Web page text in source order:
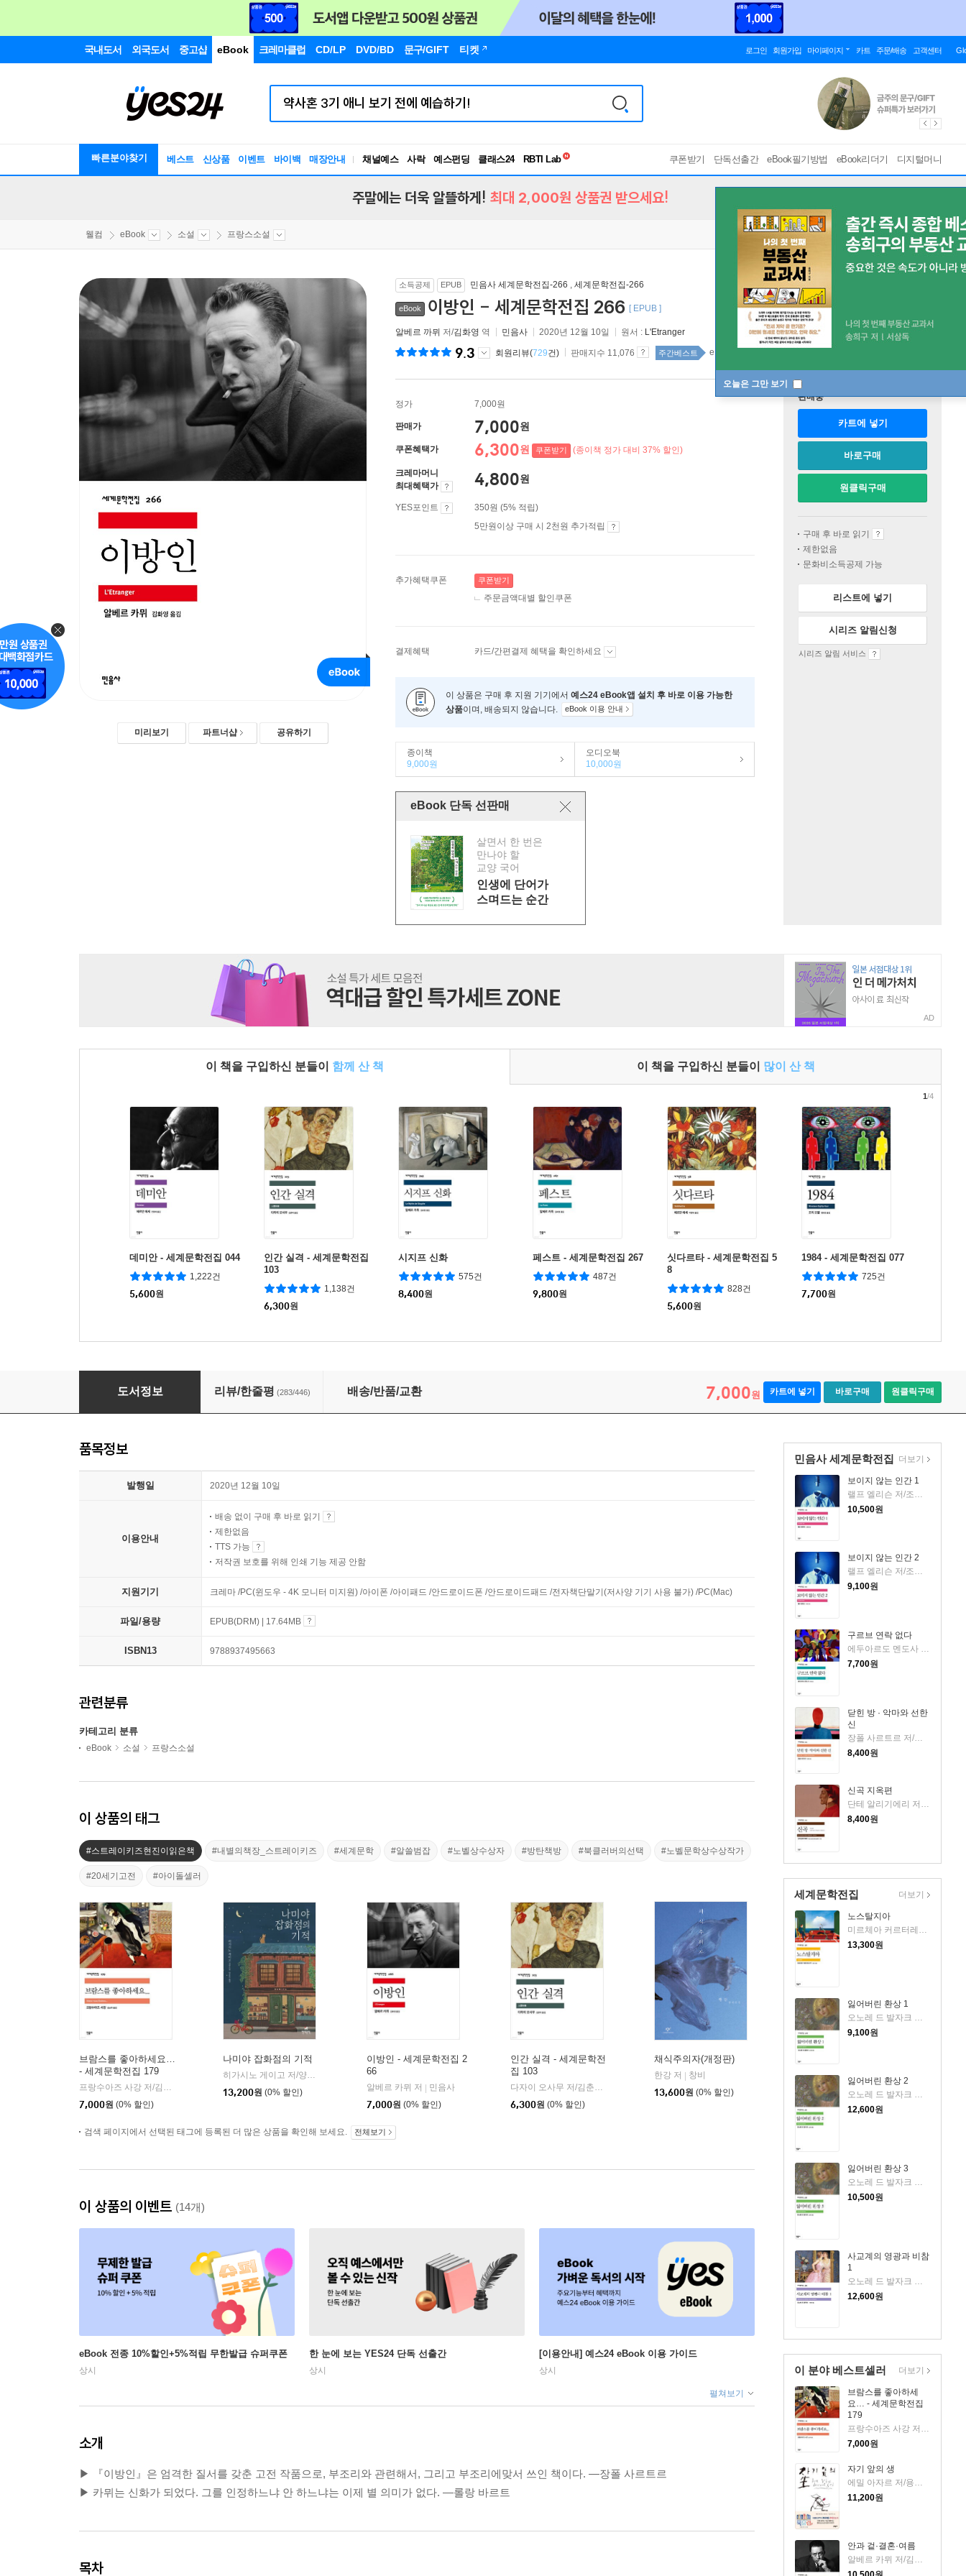
국내도서 외국도서 중고샵 eBook 크레마클럽 CD/LP DVD/BD 문구/GIFT 티켓 로그인 회원가입 마이페이지 카트 주문/배송 고객센터
빠른분야찾기 베스트 신상품 이벤트 바이백 매장안내 채널예스 사락 예스펀딩 클래스24
RBTI Lab
독서유형검사
쿠폰받기 단독선출간 eBook필기방법 eBook리더기 디지털머니
오늘은 그만 보기
주말에는 더욱 알뜰하게! 최대 2,000원 상품권 받으세요!
웰컴 eBook 소설 프랑스소설
미리보기 파트너샵 공유하기
소득공제 EPUB 민음사 세계문학전집-266 , 세계문학전집-266
eBook 이방인 - 세계문학전집 266 [ EPUB ]
알베르 까뮈 저/김화영 역 민음사 2020년 12월 10일 원서 : L'Etranger
9.3 회원리뷰(729건) 판매지수 11,076 주간베스트 eBook종합 55위
정가 7,000원
판매가 7,000원
쿠폰혜택가 6,300원 쿠폰받기 (종이책 정가 대비 37% 할인)
크레마머니
최대혜택가
4,800원
YES포인트
350원 (5% 적립)
5만원이상 구매 시 2천원 추가적립
추가혜택쿠폰 쿠폰받기
주문금액대별 할인쿠폰
결제혜택 카드/간편결제 혜택을 확인하세요
이 상품은 구매 후 지원 기기에서 예스24 eBook앱 설치 후 바로 이용 가능한
상품이며, 배송되지 않습니다. eBook 이용 안내
종이책
9,000원
오디오북
10,000원
eBook 단독 선판매
살면서 한 번은
만나야 할
교양 국어
인생에 단어가
스며드는 순간
판매중
카트에 넣기
바로구매
원클릭구매
구매 후 바로 읽기
제한없음
문화비소득공제 가능
리스트에 넣기
시리즈 알림신청
시리즈 알림 서비스
AD
이 책을 구입하신 분들이 함께 산 책 이 책을 구입하신 분들이 많이 산 책
데미안 - 세계문학전집 044
1,222건
5,600원
인간 실격 - 세계문학전집
103
1,138건
6,300원
시지프 신화
575건
8,400원
페스트 - 세계문학전집 267
487건
9,800원
싯다르타 - 세계문학전집 5
8
828건
5,600원
1984 - 세계문학전집 077
725건
7,700원
1/4
이방인 - 세계문학전집 266
도서정보 리뷰/한줄평 (283/446) 배송/반품/교환 7,000원 카트에 넣기 바로구매 원클릭구매
민음사 세계문학전집
보이지 않는 인간 1
10,500원
보이지 않는 인간 2
랠프 엘리슨 저/조영환 역
9,100원
구르브 연락 없다
에두아르도 멘도사 저/정창 역
7,700원
닫힌 방 · 악마와 선한
신
장폴 사르트르 저/지영래 역
8,400원
신곡 지옥편
단테 알리기에리 저/박상진 역/윌리엄 블레이크 그림
8,400원
더보기
세계문학전집
노스탈지아
13,300원
잃어버린 환상 1
9,100원
잃어버린 환상 2
오노레 드 발자크 저/송기정 역
12,600원
잃어버린 환상 3
오노레 드 발자크 저/송기정 역
10,500원
사교계의 영광과 비참
1
오노레 드 발자크 저/이철의 역
12,600원
더보기
이 분야 베스트셀러
브람스를 좋아하세
요… - 세계문학전집
179
7,000원
자기 앞의 생
에밀 아자르 저/용경식 역
11,200원
안과 겉·결혼·여름
알베르 카뮈 저/김화영 역
더보기
품목정보
발행일 2020년 12월 10일
이용안내
배송 없이 구매 후 바로 읽기
제한없음
TTS 가능
저작권 보호를 위해 인쇄 기능 제공 안함
지원기기 크레마 /PC(윈도우 - 4K 모니터 미지원) /아이폰 /아이패드 /안드로이드폰 /안드로이드패드 /전자책단말기(저사양 기기 사용 불가) /PC(Mac)
파일/용량 EPUB(DRM) | 17.64MB
ISBN13 9788937495663
관련분류
카테고리 분류
eBook 소설 프랑스소설
이 상품의 태그
#스트레이키즈현진이읽은책 #내별의책장_스트레이키즈 #세계문학 #알쓸범잡 #노벨상수상자 #방탄책방 #북클러버의선택 #노벨문학상수상작가
#20세기고전 #아이돌셀러
브람스를 좋아하세요…
- 세계문학전집 179
7,000원 (0% 할인)
나미야 잡화점의 기적
현대문학
13,200원 (0% 할인)
이방인 - 세계문학전집 2
66
알베르 카뮈 저 | 민음사
7,000원 (0% 할인)
인간 실격 - 세계문학전
집 103
6,300원 (0% 할인)
채식주의자(개정판)
한강 저 | 창비
13,600원 (0% 할인)
검색 페이지에서 선택된 태그에 등록된 더 많은 상품을 확인해 보세요. 전체보기
이 상품의 이벤트 (14개)
eBook 전종 10%할인+5%적립 무한발급 슈퍼쿠폰
상시
한 눈에 보는 YES24 단독 선출간
상시
[이용안내] 예스24 eBook 이용 가이드
상시
펼쳐보기
소개
▶ 『이방인』은 엄격한 질서를 갖춘 고전 작품으로, 부조리와 관련해서, 그리고 부조리에맞서 쓰인 책이다. ―장폴 사르트르
▶ 카뮈는 신화가 되었다. 그를 인정하느냐 안 하느냐는 이제 별 의미가 없다. ―롤랑 바르트
목차